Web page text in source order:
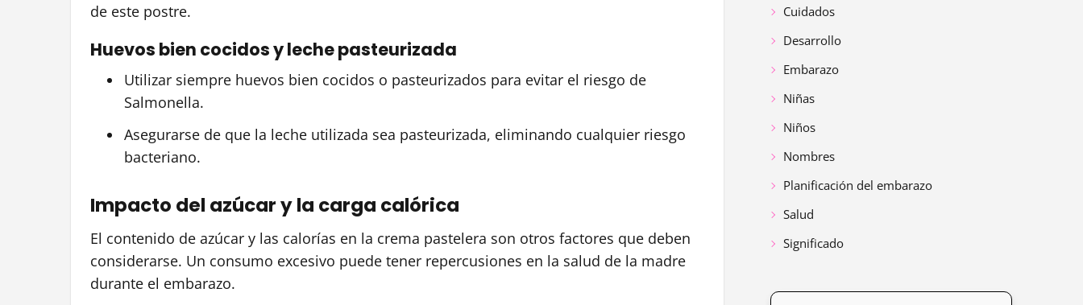
de este postre.
Huevos bien cocidos y leche pasteurizada
Utilizar siempre huevos bien cocidos o pasteurizados para evitar el riesgo de
Salmonella.
Asegurarse de que la leche utilizada sea pasteurizada, eliminando cualquier riesgo
bacteriano.
Impacto del azúcar y la carga calórica
El contenido de azúcar y las calorías en la crema pastelera son otros factores que deben
considerarse. Un consumo excesivo puede tener repercusiones en la salud de la madre
durante el embarazo.
Cuidados
Desarrollo
Embarazo
Niñas
Niños
Nombres
Planificación del embarazo
Salud
Significado